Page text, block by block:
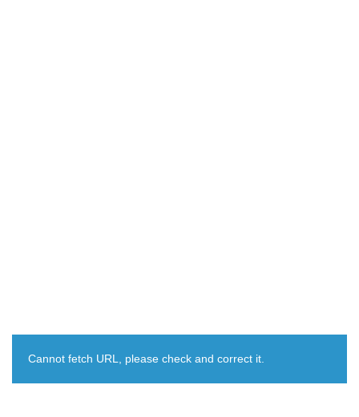
Cannot fetch URL, please check and correct it.